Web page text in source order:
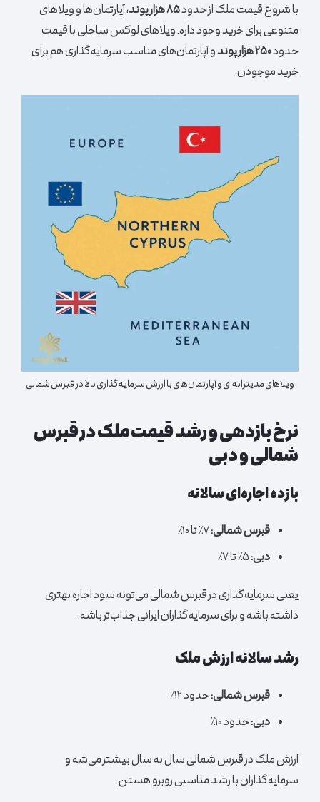
با شروع قیمت ملک از حدود۸۵ هزار پوند
، آپارتمان‌ها و ویلاهای
متنوعی برای خرید وجود داره. ویلاهای لوکس ساحلی با قیمت
حدود۲۵۰ هزار پوند
و آپارتمان‌های مناسب سرمایه‌گذاری هم برای
خرید موجودن.
ویلاهای مدیترانه‌ای و آپارتمان‌های با ارزش سرمایه‌گذاری بالا در قبرس شمالی
نرخ بازدهی و رشد قیمت ملک در قبرس
شمالی و دبی
بازده اجاره‌ای سالانه
قبرس شمالی:
دبی:
یعنی سرمایه‌گذاری در قبرس شمالی می‌تونه سود اجاره بهتری
داشته باشه و برای سرمایه‌گذاران ایرانی جذاب‌تر باشه.
رشد سالانه ارزش ملک
قبرس شمالی:حدود ۱۲٪
دبی:حدود ۱۰٪
ارزش ملک در قبرس شمالی سال به سال بیشتر می‌شه و
سرمایه‌گذاران با رشد مناسبی روبرو هستن.